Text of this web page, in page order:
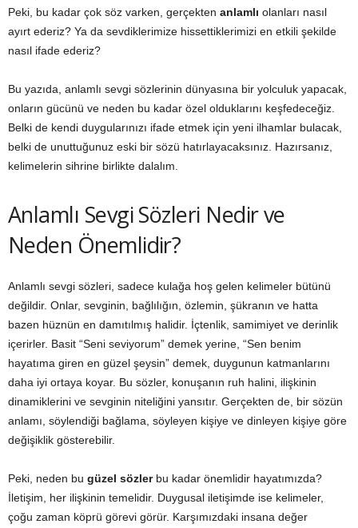
Peki, bu kadar çok söz varken, gerçekten anlamlı olanları nasıl
ayırt ederiz? Ya da sevdiklerimize hissettiklerimizi en etkili şekilde
nasıl ifade ederiz?
Bu yazıda, anlamlı sevgi sözlerinin dünyasına bir yolculuk yapacak,
onların gücünü ve neden bu kadar özel olduklarını keşfedeceğiz.
Belki de kendi duygularınızı ifade etmek için yeni ilhamlar bulacak,
belki de unuttuğunuz eski bir sözü hatırlayacaksınız. Hazırsanız,
kelimelerin sihrine birlikte dalalım.
Anlamlı Sevgi Sözleri Nedir ve
Neden Önemlidir?
Anlamlı sevgi sözleri, sadece kulağa hoş gelen kelimeler bütünü
değildir. Onlar, sevginin, bağlılığın, özlemin, şükranın ve hatta
bazen hüznün en damıtılmış halidir. İçtenlik, samimiyet ve derinlik
içerirler. Basit “Seni seviyorum” demek yerine, “Sen benim
hayatıma giren en güzel şeysin” demek, duygunun katmanlarını
daha iyi ortaya koyar. Bu sözler, konuşanın ruh halini, ilişkinin
dinamiklerini ve sevginin niteliğini yansıtır. Gerçekten de, bir sözün
anlamı, söylendiği bağlama, söyleyen kişiye ve dinleyen kişiye göre
değişiklik gösterebilir.
Peki, neden bu güzel sözlerbu kadar önemlidir hayatımızda?
İletişim, her ilişkinin temelidir. Duygusal iletişimde ise kelimeler,
çoğu zaman köprü görevi görür. Karşımızdaki insana değer